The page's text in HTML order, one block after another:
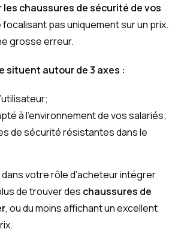
chaussures de sécurité de vos
focalisant pas uniquement sur un prix.
grosse erreur.
situent autour de 3 axes :
à l’environnement de vos salariés;
de sécurité résistantes dans le
votre rôle d’acheteur intégrer
de trouver des chaussures de
, ou du moins affichant un excellent